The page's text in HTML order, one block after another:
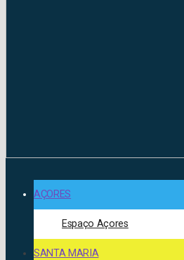
AÇORES
Espaço Açores
SANTA MARIA